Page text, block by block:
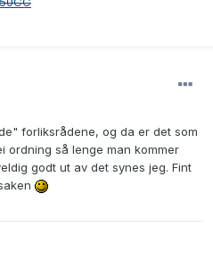
forliksrådene, og da er det som
ordning så lenge man kommer
godt ut av det synes jeg. Fint